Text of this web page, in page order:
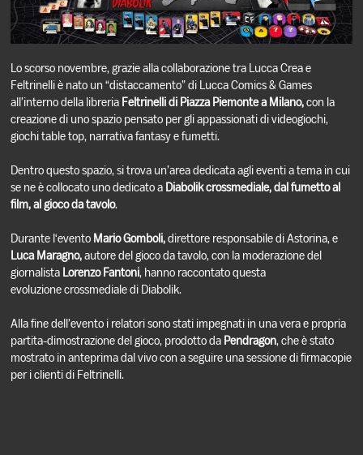
Lo scorso novembre, grazie alla collaborazione tra Lucca Crea e
Feltrinelli è nato un “distaccamento” di Lucca Comics & Games
all’interno della libreria Feltrinelli di Piazza Piemonte a Milano,con la
creazione di uno spazio pensato per gli appassionati di videogiochi,
giochi table top, narrativa fantasy e fumetti.
Dentro questo spazio, si trova un’area dedicata agli eventi a tema in cui
se ne è collocato uno dedicato a Diabolik crossmediale, dal fumetto al
film, al gioco da tavolo.
Durante l‘evento Mario Gomboli,direttore responsabile di Astorina, e
Luca Maragno,autore del gioco da tavolo, con la moderazione del
giornalista Lorenzo Fantoni, hanno raccontato questa
evoluzione crossmediale di Diabolik.
Alla fine dell’evento i relatori sono stati impegnati in una vera e propria
partita-dimostrazione del gioco, prodotto da Pendragon, che è stato
mostrato in anteprima dal vivo con a seguire una sessione di firmacopie
per i clienti di Feltrinelli.